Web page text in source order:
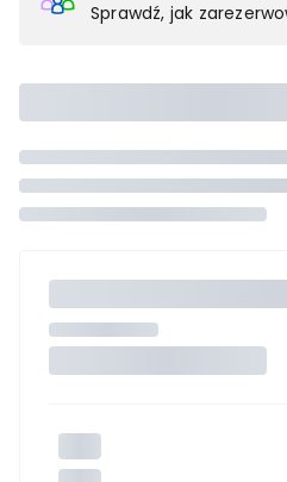
Sprawdź, jak
pokoju (lub apartamencie, willi
i zarezerwuj ją. Zrób oddzielne
kolejnego pokoju lubskontaktuj
zamówienie u naszego doradcy.
Maksymalna liczba uczestników
maksymalny limit dla 1 pokoju.